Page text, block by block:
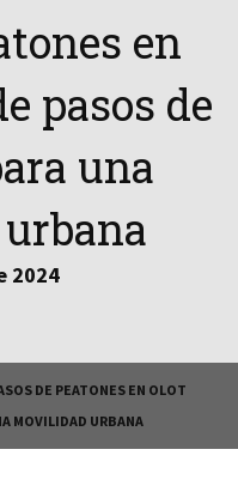
en
pasos de
una
2024
DE PEATONES EN OLOT
MOVILIDAD URBANA